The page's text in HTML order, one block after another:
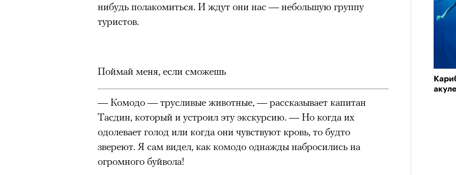
нибудь полакомиться. И ждут они нас — небольшую группу
туристов.
Поймай меня, если сможешь
— Комодо — трусливые животные, — рассказывает капитан
Тасдин, который и устроил эту экскурсию. — Но когда их
одолевает голод или когда они чувствуют кровь, то будто
звереют. Я сам видел, как комодо однажды набросились на
огромного буйвола!
«Зеленые глаза» Фанни Лиатар и Жереми
Труиля
показом на огромном экране Пьяццы Гранде
Verts) режиссерского дуэта Фанни Лиатар и Жереми Труиля.
Прошлая их кинолента «Гагарин» — отнюдь не байопик первого
космонавта в мире, а хроника сноса многоквартирного
комплекса на парижской окраине, которому было присвоено его